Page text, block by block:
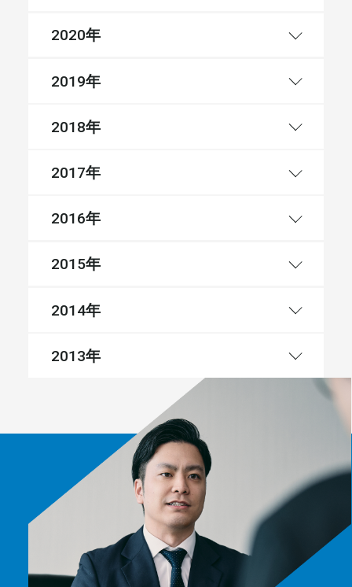
2020年
2019年
2018年
2017年
2016年
2015年
2014年
2013年